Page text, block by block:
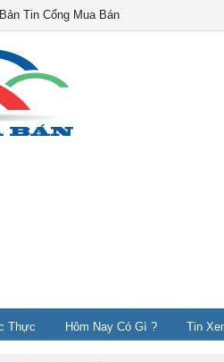
Bản Tin Cổng Mua Bán
Thực Hôm Nay Có Gì ? Tin